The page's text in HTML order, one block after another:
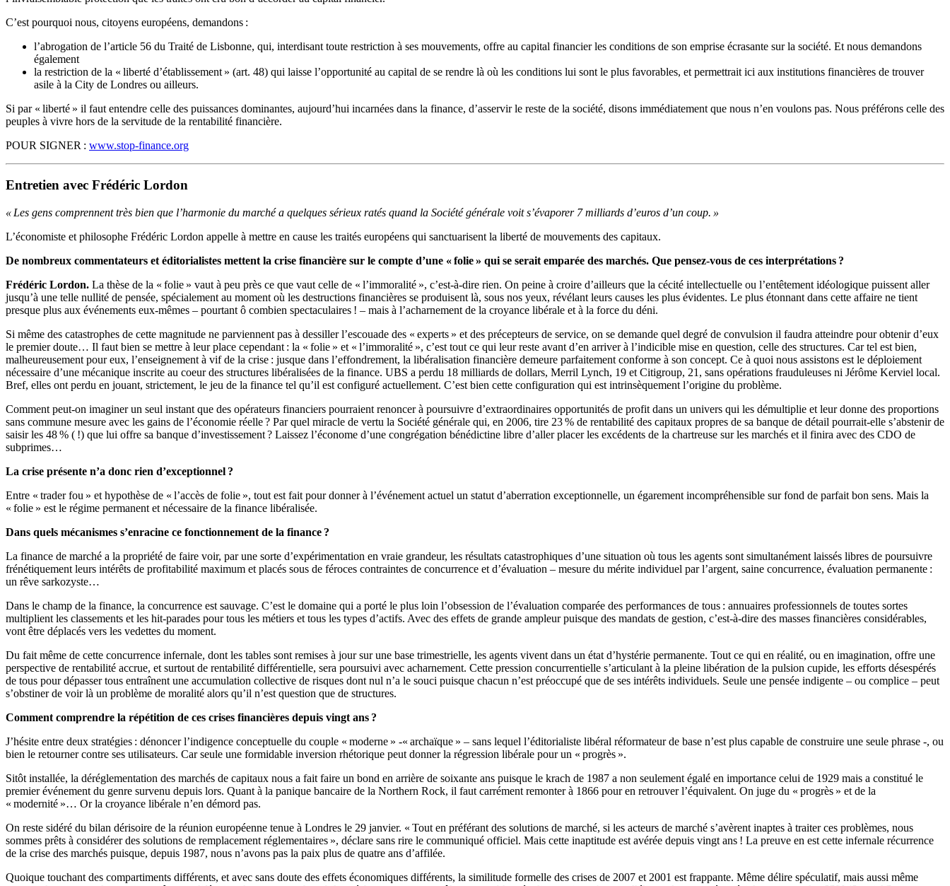
C’est pourquoi nous, citoyens européens, demandons :
l’abrogation de l’article 56 du Traité de Lisbonne, qui, interdisant toute restriction à ses mouvements, offre au capital financier les conditions de son emprise écrasante sur la société. Et nous demandons
également
la restriction de la « liberté d’établissement » (art. 48) qui laisse l’opportunité au capital de se rendre là où les conditions lui sont le plus favorables, et permettrait ici aux institutions financières de trouver
asile à la City de Londres ou ailleurs.
Si par « liberté » il faut entendre celle des puissances dominantes, aujourd’hui incarnées dans la finance, d’asservir le reste de la société, disons immédiatement que nous n’en voulons pas. Nous préférons celle des
peuples à vivre hors de la servitude de la rentabilité financière.
POUR SIGNER : www.stop-finance.org
Entretien avec Frédéric Lordon
« Les gens comprennent très bien que l’harmonie du marché a quelques sérieux ratés quand la Société générale voit s’évaporer 7 milliards d’euros d’un coup. »
L’économiste et philosophe Frédéric Lordon appelle à mettre en cause les traités européens qui sanctuarisent la liberté de mouvements des capitaux.
De nombreux commentateurs et éditorialistes mettent la crise financière sur le compte d’une « folie » qui se serait emparée des marchés. Que pensez-vous de ces interprétations ?
Frédéric Lordon. La thèse de la « folie » vaut à peu près ce que vaut celle de « l’immoralité », c’est-à-dire rien. On peine à croire d’ailleurs que la cécité intellectuelle ou l’entêtement idéologique puissent aller
jusqu’à une telle nullité de pensée, spécialement au moment où les destructions financières se produisent là, sous nos yeux, révélant leurs causes les plus évidentes. Le plus étonnant dans cette affaire ne tient
presque plus aux événements eux-mêmes – pourtant ô combien spectaculaires ! – mais à l’acharnement de la croyance libérale et à la force du déni.
Si même des catastrophes de cette magnitude ne parviennent pas à dessiller l’escouade des « experts » et des précepteurs de service, on se demande quel degré de convulsion il faudra atteindre pour obtenir d’eux
le premier doute… Il faut bien se mettre à leur place cependant : la « folie » et « l’immoralité », c’est tout ce qui leur reste avant d’en arriver à l’indicible mise en question, celle des structures. Car tel est bien,
malheureusement pour eux, l’enseignement à vif de la crise : jusque dans l’effondrement, la libéralisation financière demeure parfaitement conforme à son concept. Ce à quoi nous assistons est le déploiement
nécessaire d’une mécanique inscrite au coeur des structures libéralisées de la finance. UBS a perdu 18 milliards de dollars, Merril Lynch, 19 et Citigroup, 21, sans opérations frauduleuses ni Jérôme Kerviel local.
Bref, elles ont perdu en jouant, strictement, le jeu de la finance tel qu’il est configuré actuellement. C’est bien cette configuration qui est intrinsèquement l’origine du problème.
Comment peut-on imaginer un seul instant que des opérateurs financiers pourraient renoncer à poursuivre d’extraordinaires opportunités de profit dans un univers qui les démultiplie et leur donne des proportions
sans commune mesure avec les gains de l’économie réelle ? Par quel miracle de vertu la Société générale qui, en 2006, tire 23 % de rentabilité des capitaux propres de sa banque de détail pourrait-elle s’abstenir de
saisir les 48 % ( !) que lui offre sa banque d’investissement ? Laissez l’économe d’une congrégation bénédictine libre d’aller placer les excédents de la chartreuse sur les marchés et il finira avec des CDO de
subprimes…
La crise présente n’a donc rien d’exceptionnel ?
Entre « trader fou » et hypothèse de « l’accès de folie », tout est fait pour donner à l’événement actuel un statut d’aberration exceptionnelle, un égarement incompréhensible sur fond de parfait bon sens. Mais la
« folie » est le régime permanent et nécessaire de la finance libéralisée.
Dans quels mécanismes s’enracine ce fonctionnement de la finance ?
La finance de marché a la propriété de faire voir, par une sorte d’expérimentation en vraie grandeur, les résultats catastrophiques d’une situation où tous les agents sont simultanément laissés libres de poursuivre
frénétiquement leurs intérêts de profitabilité maximum et placés sous de féroces contraintes de concurrence et d’évaluation – mesure du mérite individuel par l’argent, saine concurrence, évaluation permanente :
un rêve sarkozyste…
Dans le champ de la finance, la concurrence est sauvage. C’est le domaine qui a porté le plus loin l’obsession de l’évaluation comparée des performances de tous : annuaires professionnels de toutes sortes
multiplient les classements et les hit-parades pour tous les métiers et tous les types d’actifs. Avec des effets de grande ampleur puisque des mandats de gestion, c’est-à-dire des masses financières considérables,
vont être déplacés vers les vedettes du moment.
Du fait même de cette concurrence infernale, dont les tables sont remises à jour sur une base trimestrielle, les agents vivent dans un état d’hystérie permanente. Tout ce qui en réalité, ou en imagination, offre une
perspective de rentabilité accrue, et surtout de rentabilité différentielle, sera poursuivi avec acharnement. Cette pression concurrentielle s’articulant à la pleine libération de la pulsion cupide, les efforts désespérés
de tous pour dépasser tous entraînent une accumulation collective de risques dont nul n’a le souci puisque chacun n’est préoccupé que de ses intérêts individuels. Seule une pensée indigente – ou complice – peut
s’obstiner de voir là un problème de moralité alors qu’il n’est question que de structures.
Comment comprendre la répétition de ces crises financières depuis vingt ans ?
J’hésite entre deux stratégies : dénoncer l’indigence conceptuelle du couple « moderne » -« archaïque » – sans lequel l’éditorialiste libéral réformateur de base n’est plus capable de construire une seule phrase -, ou
bien le retourner contre ses utilisateurs. Car seule une formidable inversion rhétorique peut donner la régression libérale pour un « progrès ».
Sitôt installée, la déréglementation des marchés de capitaux nous a fait faire un bond en arrière de soixante ans puisque le krach de 1987 a non seulement égalé en importance celui de 1929 mais a constitué le
premier événement du genre survenu depuis lors. Quant à la panique bancaire de la Northern Rock, il faut carrément remonter à 1866 pour en retrouver l’équivalent. On juge du « progrès » et de la
« modernité »… Or la croyance libérale n’en démord pas.
On reste sidéré du bilan dérisoire de la réunion européenne tenue à Londres le 29 janvier. « Tout en préférant des solutions de marché, si les acteurs de marché s’avèrent inaptes à traiter ces problèmes, nous
sommes prêts à considérer des solutions de remplacement réglementaires », déclare sans rire le communiqué officiel. Mais cette inaptitude est avérée depuis vingt ans ! La preuve en est cette infernale récurrence
de la crise des marchés puisque, depuis 1987, nous n’avons pas la paix plus de quatre ans d’affilée.
Quoique touchant des compartiments différents, et avec sans doute des effets économiques différents, la similitude formelle des crises de 2007 et 2001 est frappante. Même délire spéculatif, mais aussi même